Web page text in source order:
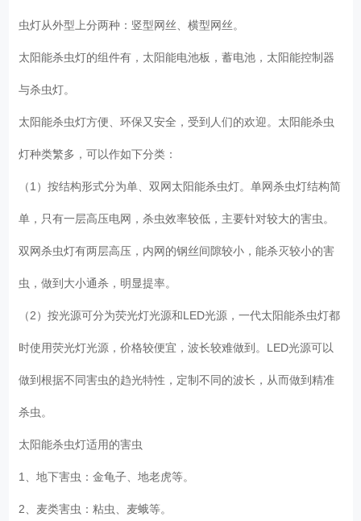
虫灯从外型上分两种：竖型网丝、横型网丝。
太阳能杀虫灯的组件有，太阳能电池板，蓄电池，太阳能控制器
与杀虫灯。
太阳能杀虫灯方便、环保又安全，受到人们的欢迎。太阳能杀虫
灯种类繁多，可以作如下分类：
（1）按结构形式分为单、双网太阳能杀虫灯。单网杀虫灯结构简
单，只有一层高压电网，杀虫效率较低，主要针对较大的害虫。
双网杀虫灯有两层高压，内网的钢丝间隙较小，能杀灭较小的害
虫，做到大小通杀，明显提率。
（2）按光源可分为荧光灯光源和LED光源，一代太阳能杀虫灯都
时使用荧光灯光源，价格较便宜，波长较难做到。LED光源可以
做到根据不同害虫的趋光特性，定制不同的波长，从而做到精准
杀虫。
太阳能杀虫灯适用的害虫
1、地下害虫：金龟子、地老虎等。
2、麦类害虫：粘虫、麦蛾等。